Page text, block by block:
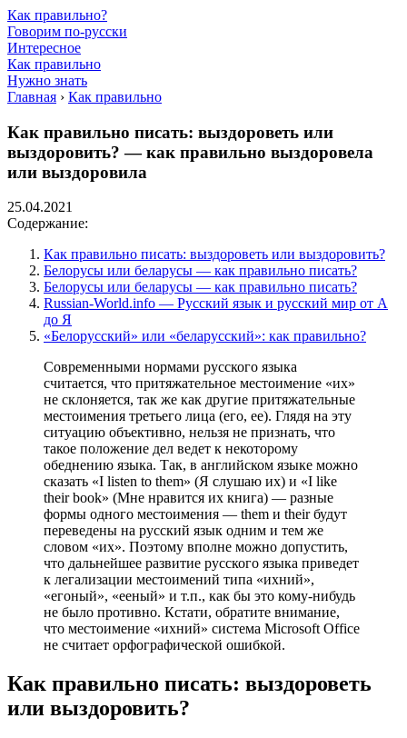
Как правильно?
Говорим по-русски
Интересное
Как правильно
Нужно знать
Главная › Как правильно
Как правильно писать: выздороветь или
выздоровить? — как правильно выздоровела
или выздоровила
25.04.2021
Содержание:
Как правильно писать: выздороветь или выздоровить?
Белорусы или беларусы — как правильно писать?
Белорусы или беларусы — как правильно писать?
Russian-World.info — Русский язык и русский мир от А
до Я
«Белорусский» или «беларусский»: как правильно?
Современными нормами русского языка
считается, что притяжательное местоимение «их»
не склоняется, так же как другие притяжательные
местоимения третьего лица (его, ее). Глядя на эту
ситуацию объективно, нельзя не признать, что
такое положение дел ведет к некоторому
обеднению языка. Так, в английском языке можно
сказать «I listen to them» (Я слушаю их) и «I like
their book» (Мне нравится их книга) — разные
формы одного местоимения — them и their будут
переведены на русский язык одним и тем же
словом «их». Поэтому вполне можно допустить,
что дальнейшее развитие русского языка приведет
к легализации местоимений типа «ихний»,
«егоный», «ееный» и т.п., как бы это кому-нибудь
не было противно. Кстати, обратите внимание,
что местоимение «ихний» система Microsoft Office
не считает орфографической ошибкой.
Как правильно писать: выздороветь
или выздоровить?